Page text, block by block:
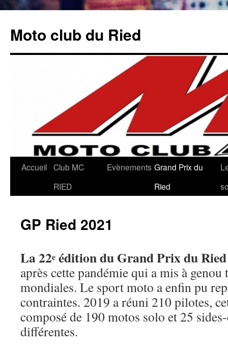
contenu
Moto club du Ried
Accueil Club MC
RIED
Evènements Grand Prix du
Ried
GP Ried 2021
La 22e édition du Grand Prix du Ried
après cette pandémie qui a mis à
mondiales. Le sport moto a enfin pu
contraintes. 2019 a réuni 210 pilotes,
composé de 190 motos solo et 25
différentes.